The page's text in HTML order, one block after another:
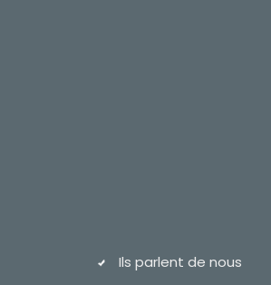
Ils parlent de nous